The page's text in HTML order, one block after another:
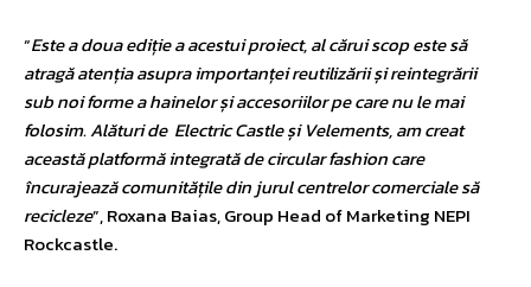
“Este a doua ediție a acestui proiect, al cărui scop este să
atragă atenția asupra importanței reutilizării și reintegrării
sub noi forme a hainelor și accesoriilor pe care nu le mai
folosim. Alături de Electric Castle și Velements, am creat
această platformă integrată de circular fashion care
încurajează comunitățile din jurul centrelor comerciale să
recicleze”, Roxana Baias, Group Head of Marketing NEPI
Rockcastle.